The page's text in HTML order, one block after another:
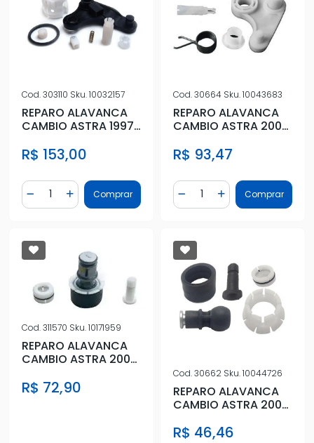
Cod.303110 Sku.10032157
REPARO ALAVANCA
CAMBIO ASTRA 1997
R$ 153,00
Diminuir Quantidade
Quantidade
Adicionar Quantidade
Comprar
Cod.30664 Sku.10043683
REPARO ALAVANCA
CAMBIO ASTRA 2005
R$ 93,47
Diminuir Quantidade
Quantidade
AdicionarComprar
Cod.311570 Sku.10171959
REPARO ALAVANCA
CAMBIO ASTRA 2005
R$ 72,90
Cod.30662 Sku.10044726
REPARO ALAVANCA
CAMBIO ASTRA 2005
R$ 46,46